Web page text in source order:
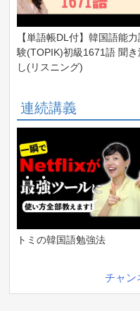
【単語帳DL付】韓国語能力
験(TOPIK)初級1671語 聞き
し(リスニング)
連続講義
トミの韓国語勉強法
チャン